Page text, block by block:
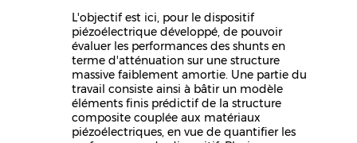
L'objectif est ici, pour le dispositif
piézoélectrique développé, de pouvoir
évaluer les performances des shunts en
terme d'atténuation sur une structure
massive faiblement amortie. Une partie du
travail consiste ainsi à bâtir un modèle
éléments finis prédictif de la structure
composite couplée aux matériaux
piézoélectriques, en vue de quantifier les